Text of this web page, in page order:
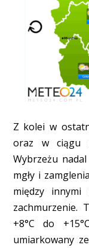
Z kolei w
oraz w ciągu
Wybrzeżu
mgły i
między
zachmurzenie.
+8°C do
umiarkowany